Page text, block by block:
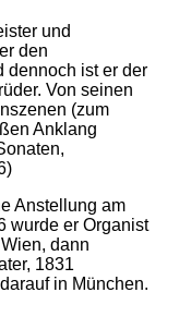
und
den
dennoch ist er der
Von seinen
(zum
Anklang
Anstellung am
wurde er Organist
dann
1831
in München.